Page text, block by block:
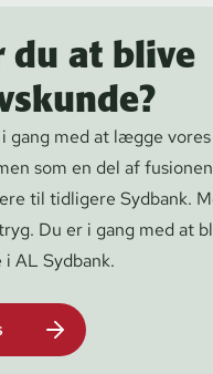
du at blive
gang med at lægge vores
som en del af
til tidligere Sydbank.
Du er i gang med at
AL Sydbank.